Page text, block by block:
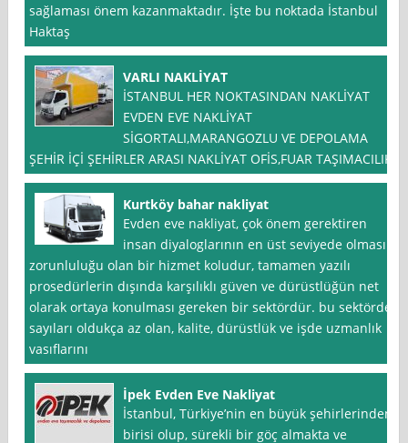
sağlaması önem kazanmaktadır. İşte bu noktada İstanbul
Haktaş
VARLI NAKLİYAT
İSTANBUL HER NOKTASINDAN NAKLİYAT
EVDEN EVE NAKLİYAT
SİGORTALI,MARANGOZLU VE DEPOLAMA
ŞEHİR İÇİ ŞEHİRLER ARASI NAKLİYAT OFİS,FUAR TAŞIMACILIK
Kurtköy bahar nakliyat
Evden eve nakliyat, çok önem gerektiren
insan diyaloglarının en üst seviyede olması
zorunluluğu olan bir hizmet koludur, tamamen yazılı
prosedürlerin dışında karşılıklı güven ve dürüstlüğün net
olarak ortaya konulması gereken bir sektördür. bu sektörde
sayıları oldukça az olan, kalite, dürüstlük ve işde uzmanlık
vasıflarını
İpek Evden Eve Nakliyat
İstanbul, Türkiye’nin en büyük şehirlerinden
birisi olup, sürekli bir göç almakta ve